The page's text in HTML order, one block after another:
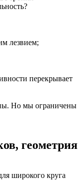
лезвием;
перекрывает
Но мы ограничены
геометрия
широкого круга